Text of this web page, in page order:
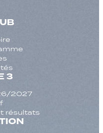
3
2027
résultats